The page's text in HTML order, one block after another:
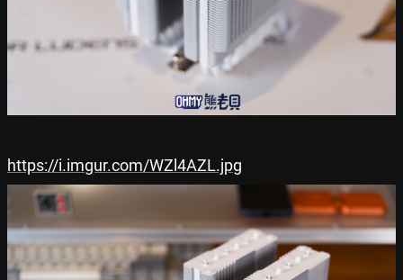
https://i.imgur.com/WZl4AZL.jpg